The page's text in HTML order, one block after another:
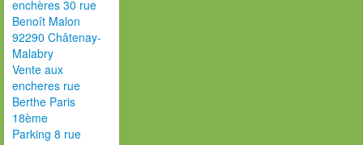
enchères 30 rue
Benoît Malon
92290 Châtenay-
Malabry
Vente aux
encheres rue
Berthe Paris
18ème
Parking 8 rue